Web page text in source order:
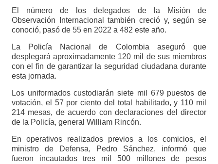
El número de los delegados de la Misión de
Observación Internacional también creció y, según se
conoció, pasó de 55 en 2022 a 482 este año.
La Policía Nacional de Colombia aseguró que
desplegará aproximadamente 120 mil de sus miembros
con el fin de garantizar la seguridad ciudadana durante
esta jornada.
Los uniformados custodiarán siete mil 679 puestos de
votación, el 57 por ciento del total habilitado, y 110 mil
214 mesas, de acuerdo con declaraciones del director
de la Policía, general William Rincón.
En operativos realizados previos a los comicios, el
ministro de Defensa, Pedro Sánchez, informó que
fueron incautados tres mil 500 millones de pesos